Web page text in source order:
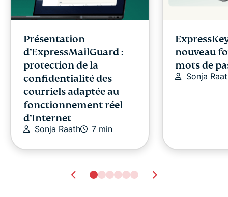
Présentation
d’ExpressMailGuard :
protection de la
confidentialité des
courriels adaptée au
fonctionnement réel
d’Internet
Sonja Raath 7 min
nouveau
mots de
Sonja